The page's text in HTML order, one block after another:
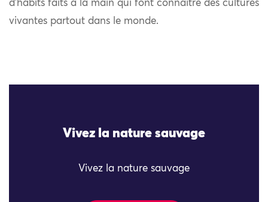
d’habits faits à la main qui font connaître des cultures
vivantes partout dans le monde.
Vivez la nature sauvage
Vivez la nature sauvage